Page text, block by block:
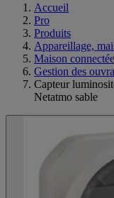
Accueil
Pro
Produits
Appareillage,
Maison connectée
Gestion des
Capteur
Netatmo sable